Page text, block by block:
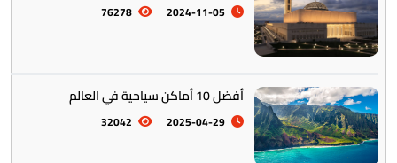
أمريكا الجنوبية || القارة اللاتينية
2024-11-05
76278
أفضل 10 أماكن سياحية في العالم
2025-04-29
32042